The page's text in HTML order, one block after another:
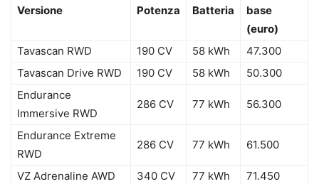
Versione Potenza Batteria
base
(euro)
Tavascan RWD
190 CV 58 kWh
47.300
Tavascan Drive RWD
190 CV 58 kWh
50.300
Endurance
Immersive RWD
286 CV 77 kWh 56.300
Endurance Extreme
RWD
286 CV 77 kWh 61.500
VZ Adrenaline AWD 340 CV 77 kWh
71.450